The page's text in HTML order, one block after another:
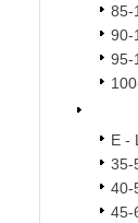
85-
90-
95-
E -
35-
40-
45-